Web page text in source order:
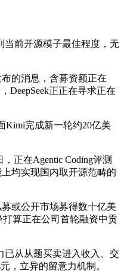
当前开源模子最佳程度，无
的消息，含募资额正在
DeepSeek正正在寻求正在
Kimi完成新一轮约20亿美
正在Agentic Coding评测
均实现国内取开源范畴的
或公开市场募得数十亿美
打算正在公司首轮融资中贡
从从题买卖进入收入、交
，立异的留意力机制。